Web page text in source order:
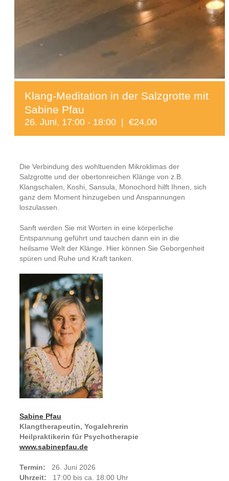
Klang-Meditation in der Salzgrotte mit
Sabine Pfau
26. Juni, 17:00 - 18:00 €24,00
Die Verbindung des wohltuenden Mikroklimas der
Salzgrotte und der obertonreichen Klänge von z.B.
Klangschalen, Koshi, Sansula, Monochord hilft Ihnen, sich
ganz dem Moment hinzugeben und Anspannungen
loszulassen.
Sanft werden Sie mit Worten in eine körperliche
Entspannung geführt und tauchen dann ein in die
heilsame Welt der Klänge. Hier können Sie Geborgenheit
spüren und Ruhe und Kraft tanken.
Sabine Pfau
Klangtherapeutin, Yogalehrerin
Heilpraktikerin für Psychotherapie
www.sabinepfau.de
Termin: 26. Juni 2026
Uhrzeit: 17:00 bis ca. 18:00 Uhr